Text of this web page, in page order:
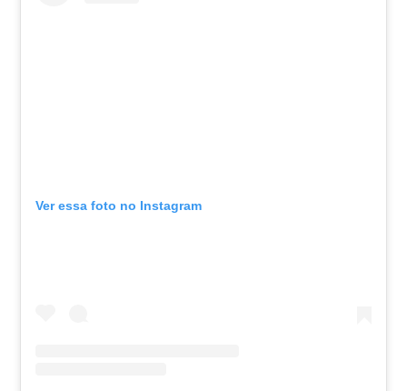
Ver essa foto no Instagram